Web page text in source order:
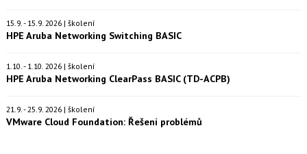
15.9. - 15.9. 2026 | školení
HPE Aruba Networking Switching BASIC
1.10. - 1.10. 2026 | školení
HPE Aruba Networking ClearPass BASIC (TD-ACPB)
21.9. - 25.9. 2026 | školení
VMware Cloud Foundation: Řešení problémů